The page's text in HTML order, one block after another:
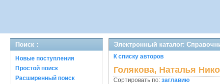
Поиск :
Новые поступления
Простой поиск
Расширенный поиск
Электронный каталог:
К списку авторов
Голякова, Наталья
Сортировать по: заглавию